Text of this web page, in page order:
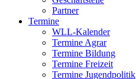
Partner
Termine
WLL-Kalender
Termine Agrar
Termine Bildung
Termine Freizeit
Termine Jugendpolitik